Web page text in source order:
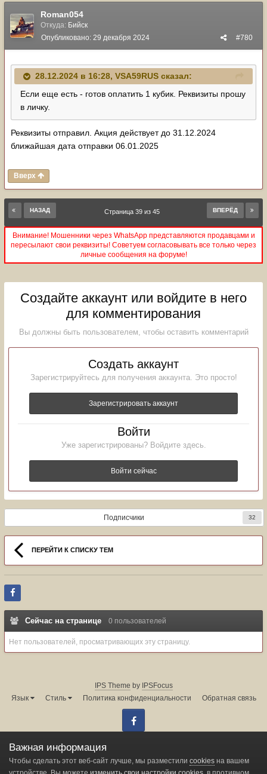
Roman054
Откуда: Бийск
#780
Опубликовано: 29 декабря 2024
28.12.2024 в 16:28, VSA59RUS сказал:
Если еще есть - готов оплатить 1 кубик. Реквизиты прошу
в личку.
Реквизиты отправил. Акция действует до 31.12.2024
ближайшая дата отправки 06.01.2025
Вверх
НАЗАД ВПЕРЁД
Страница 39 из 45
Внимание! Мошенники через WhatsApp представляются продавцами и
пересылают свои реквизиты! Советуем согласовывать все только через
личные сообщения на форуме!
Создайте аккаунт или войдите в него
для комментирования
Вы должны быть пользователем, чтобы оставить комментарий
Создать аккаунт
Зарегистрируйтесь для получения аккаунта. Это просто!
Зарегистрировать аккаунт
Войти
Уже зарегистрированы? Войдите здесь.
Войти сейчас
Подписчики 32
ПЕРЕЙТИ К СПИСКУ ТЕМ
Сейчас на странице 0 пользователей
Нет пользователей, просматривающих эту страницу.
IPS Theme by IPSFocus
Язык
Стиль Политика конфиденциальности Обратная связь
Администрация форума:
Powered by Invision Community
Важная информация
Чтобы сделать этот веб-сайт лучше, мы разместили cookies на вашем